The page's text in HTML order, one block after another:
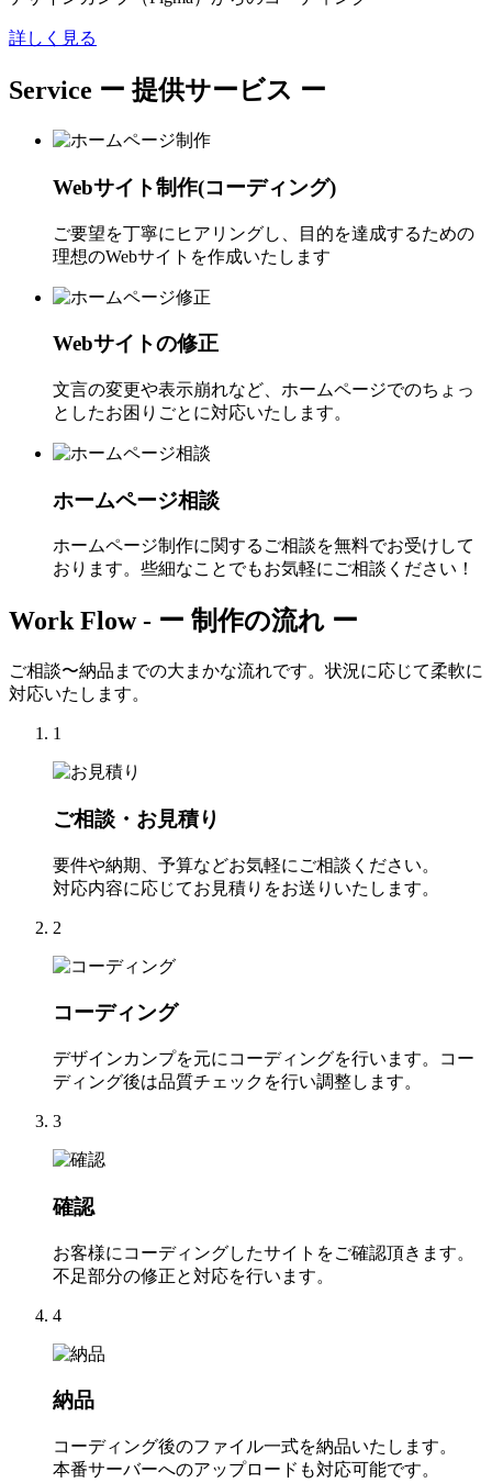
詳しく見る
Service ー 提供サービス ー
Webサイト制作(コーディング)
ご要望を丁寧にヒアリングし、目的を達成するための
理想のWebサイトを作成いたします
Webサイトの修正
文言の変更や表示崩れなど、ホームページでのちょっ
としたお困りごとに対応いたします。
ホームページ相談
ホームページ制作に関するご相談を無料でお受けして
おります。些細なことでもお気軽にご相談ください！
Work Flow - ー 制作の流れ ー
ご相談〜納品までの大まかな流れです。状況に応じて柔軟に
対応いたします。
1
ご相談・お見積り
要件や納期、予算などお気軽にご相談ください。
対応内容に応じてお見積りをお送りいたします。
2
コーディング
デザインカンプを元にコーディングを行います。コー
ディング後は品質チェックを行い調整します。
3
確認
お客様にコーディングしたサイトをご確認頂きます。
不足部分の修正と対応を行います。
4
納品
コーディング後のファイル一式を納品いたします。
本番サーバーへのアップロードも対応可能です。